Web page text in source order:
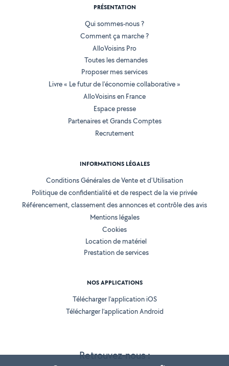
Retrouvez-nous :
PRÉSENTATION
Qui sommes-nous ?
Comment ça marche ?
AlloVoisins Pro
Toutes les demandes
Proposer mes services
Livre « Le futur de l'économie collaborative »
AlloVoisins en France
Espace presse
Partenaires et Grands Comptes
Recrutement
INFORMATIONS LÉGALES
Conditions Générales de Vente et d'Utilisation
Politique de confidentialité et de respect de la vie privée
Référencement, classement des annonces et contrôle des avis
Mentions légales
Cookies
Location de matériel
Prestation de services
NOS APPLICATIONS
Télécharger l’application iOS
Télécharger l’application Android